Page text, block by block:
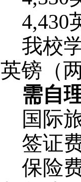
4,430
我校
英镑（
需自
国际
签证
保险